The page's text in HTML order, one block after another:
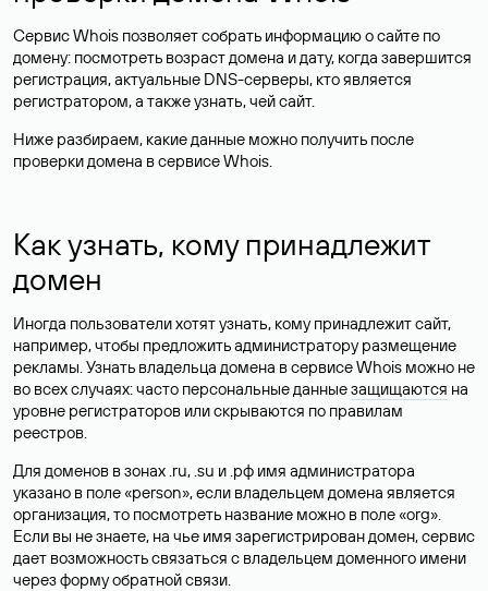
Сервис Whois позволяет собрать информацию о сайте по
домену: посмотреть возраст домена и дату, когда завершится
регистрация, актуальные DNS-серверы, кто является
регистратором, а также узнать, чей сайт.
Ниже разбираем, какие данные можно получить после
проверки домена в сервисе Whois.
Как узнать, кому принадлежит
домен
Иногда пользователи хотят узнать, кому принадлежит сайт,
например, чтобы предложить администратору размещение
рекламы. Узнать владельца домена в сервисе Whois можно не
во всех случаях: часто персональные данныезащищаются на
уровне регистраторов или скрываются по правилам
реестров.
Для доменов в зонах .ru, .su и .рф имя администратора
указано в поле «person», если владельцем домена является
организация, то посмотреть название можно в поле «org».
Если вы не знаете, на чье имя зарегистрирован домен, сервис
дает возможность связаться с владельцем доменного имени
через форму обратной связи.